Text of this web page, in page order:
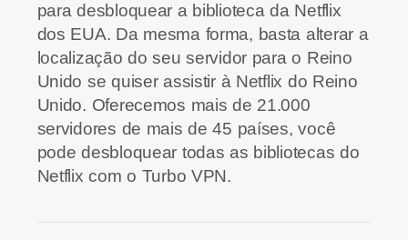
para desbloquear a biblioteca da Netflix
dos EUA. Da mesma forma, basta alterar a
localização do seu servidor para o Reino
Unido se quiser assistir à Netflix do Reino
Unido. Oferecemos mais de 21.000
servidores de mais de 45 países, você
pode desbloquear todas as bibliotecas do
Netflix com o Turbo VPN.